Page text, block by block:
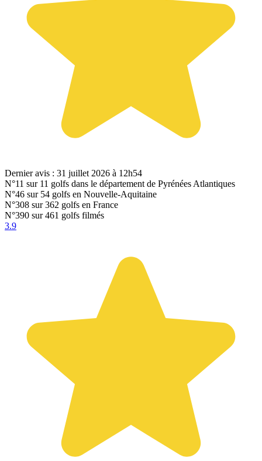
Dernier avis : 31 juillet 2026 à 12h54
N°11 sur 11 golfs dans le département de Pyrénées Atlantiques
N°46 sur 54 golfs en Nouvelle-Aquitaine
N°308 sur 362 golfs en France
N°390 sur 461 golfs filmés
3.9